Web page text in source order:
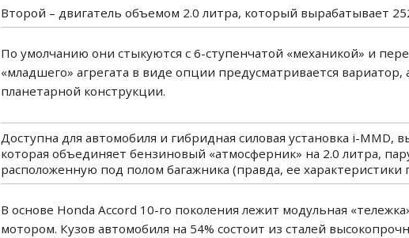
Второй – двигатель объемом 2.0 литра, который вырабатывает
По умолчанию они стыкуются с 6-ступенчатой «механикой» и
«младшего» агрегата в виде опции предусматривается
планетарной конструкции.
Доступна для автомобиля и гибридная силовая установка i-MMD,
которая объединяет бензиновый «атмосферник» на 2.0 литра,
расположенную под полом багажника (правда, ее характеристики
В основе Honda Accord 10-го поколения лежит модульная
мотором. Кузов автомобиля на 54% состоит из сталей